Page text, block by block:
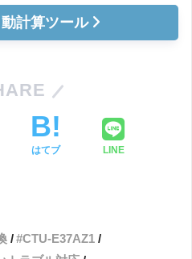
計算ツール
はてブ LINE
CTU-E37AZ1